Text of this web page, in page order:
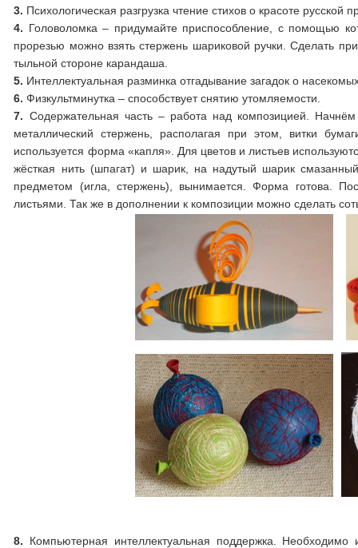
3. Психологическая разгрузка чтение стихов о красоте
4. Головоломка – придумайте приспособление, с помощью
прорезью можно взять стержень шариковой ручки. Сделать
тыльной стороне карандаша.
5. Интеллектуальная разминка отгадывание загадок о
6. Физкультминутка – способствует снятию утомляемости.
7. Содержательная часть – работа над композицией.
металлический стержень, располагая при этом, витки
используется форма «капля». Для цветов и листьев
жёсткая нить (шпагат) и шарик, на надутый шарик
предметом (игла, стержень), вынимается. Форма готова.
листьями. Так же в дополнении к композиции можно сделать
8. Компьютерная интеллектуальная поддержка.